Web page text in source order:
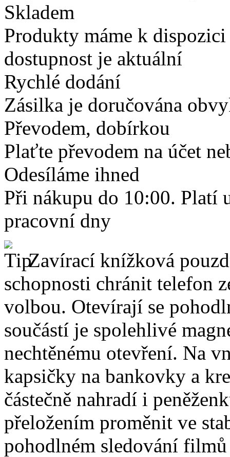
Skladem
Produkty máme k
dostupnost je aktuální
Rychlé dodání
Zásilka je doručována
Převodem, dobírkou
Plaťte převodem na účet
Odesíláme ihned
Při nákupu do 10:00. Platí
pracovní dny
Zavírací knížková
schopnosti chránit telefon
volbou. Otevírají se
součástí je spolehlivé
nechtěnému otevření. Na
kapsičky na bankovky a
částečně nahradí i
přeložením proměnit ve
pohodlném sledování